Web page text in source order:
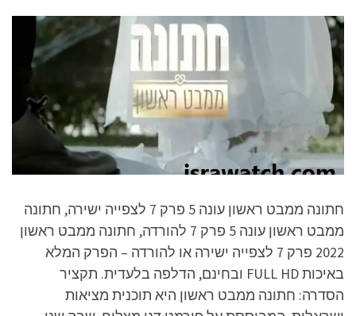
חתונה ממבט ראשון עונה 5 פרק 7 לצפייה ישירה, חתונה
ממבט ראשון עונה 5 פרק 7 להורדה, חתונה ממבט ראשון
2022 פרק 7 לצפייה ישירה או להורדה – הפרק המלא
באיכות FULL HD ובחינם, הדלפה בלעדית. תקציר
הסדרה: חתונה ממבט ראשון היא תוכנית מציאות